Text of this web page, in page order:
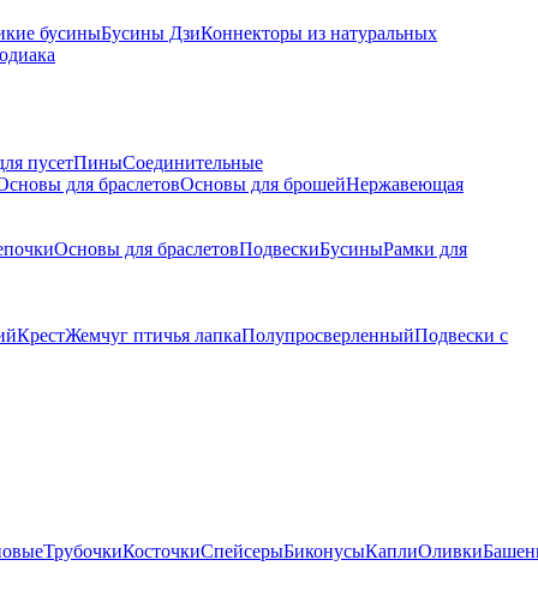
бусиныБусины ДзиКоннекторы из натуральных
пусетПиныСоединительные
для браслетовОсновы для брошейНержавеющая
Основы для браслетовПодвескиБусиныРамки для
КрестЖемчуг птичья лапкаПолупросверленныйПодвески с
ТрубочкиКосточкиСпейсерыБиконусыКаплиОливки